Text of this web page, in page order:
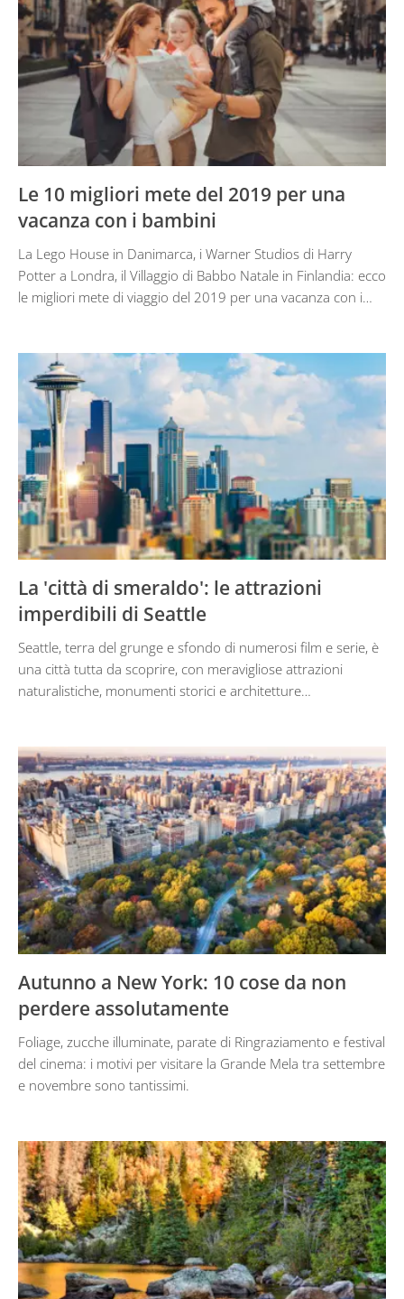
Le 10 migliori mete del 2019 per una
vacanza con i bambini
La Lego House in Danimarca, i Warner Studios di Harry
Potter a Londra, il Villaggio di Babbo Natale in Finlandia: ecco
le migliori mete di viaggio del 2019 per una vacanza con i…
La 'città di smeraldo': le attrazioni
imperdibili di Seattle
Seattle, terra del grunge e sfondo di numerosi film e serie, è
una città tutta da scoprire, con meravigliose attrazioni
naturalistiche, monumenti storici e architetture…
Autunno a New York: 10 cose da non
perdere assolutamente
Foliage, zucche illuminate, parate di Ringraziamento e festival
del cinema: i motivi per visitare la Grande Mela tra settembre
e novembre sono tantissimi.